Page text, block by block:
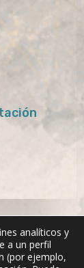
analíticos y
a un perfil
(por ejemplo,